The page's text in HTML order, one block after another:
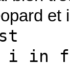
et
i in